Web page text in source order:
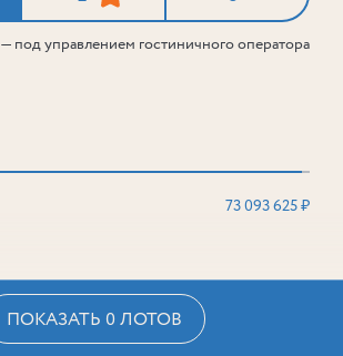
— под управлением гостиничного оператора
73 093 625 ₽
ПОКАЗАТЬ 0 ЛОТОВ